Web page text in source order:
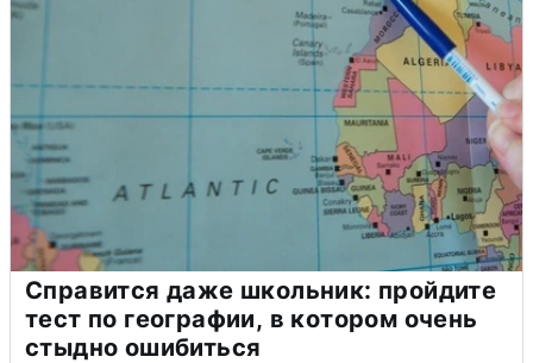
Справится даже школьник: пройдите
тест по географии, в котором очень
стыдно ошибиться